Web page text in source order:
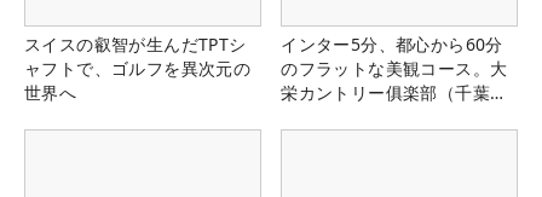
スイスの叡智が生んだTPTシ
ャフトで、ゴルフを異次元の
世界へ
インター5分、都心から60分
のフラットな美観コース。大
栄カントリー俱楽部（千葉